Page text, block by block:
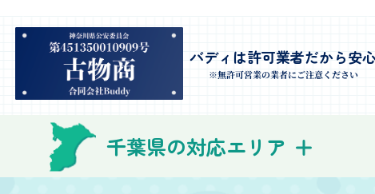
ださり、作業の流れや注意点を
しっかり説明していただけたの
で、こちらも安心感を持って作
業を見守ることができました。
運び出しの際も、壁や床を傷つ
けないように細心の注意を払っ
ていただき、家全体がスムーズ
業を終えることができ
事前に見積もりを取っ
できました。引っ越し
バディは許可業者だから安
※無許可営業の業者にご注意ください
千葉県の対応エリア